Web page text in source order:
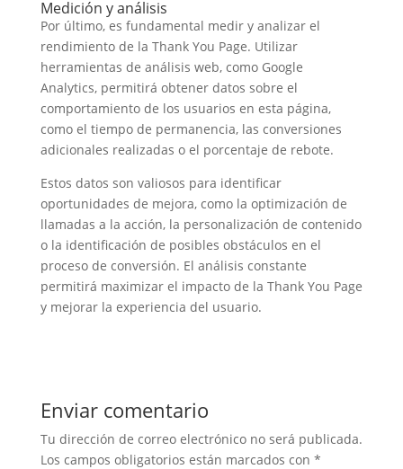
Medición y análisis
Por último, es fundamental medir y analizar el
rendimiento de la Thank You Page. Utilizar
herramientas de análisis web, como Google
Analytics, permitirá obtener datos sobre el
comportamiento de los usuarios en esta página,
como el tiempo de permanencia, las conversiones
adicionales realizadas o el porcentaje de rebote.
Estos datos son valiosos para identificar
oportunidades de mejora, como la optimización de
llamadas a la acción, la personalización de contenido
o la identificación de posibles obstáculos en el
proceso de conversión. El análisis constante
permitirá maximizar el impacto de la Thank You Page
y mejorar la experiencia del usuario.
Enviar comentario
Tu dirección de correo electrónico no será publicada.
Los campos obligatorios están marcados con *